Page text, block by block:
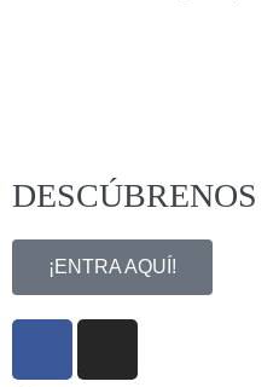
DESCÚBRENOS
¡ENTRA AQUÍ!